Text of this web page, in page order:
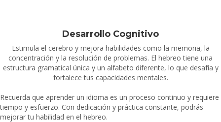
Desarrollo Cognitivo
Estimula el cerebro y mejora habilidades como la memoria, la
concentración y la resolución de problemas. El hebreo tiene una
estructura gramatical única y un alfabeto diferente, lo que desafía y
fortalece tus capacidades mentales.
Recuerda que aprender un idioma es un proceso continuo y requiere
tiempo y esfuerzo. Con dedicación y práctica constante, podrás
mejorar tu habilidad en el hebreo.